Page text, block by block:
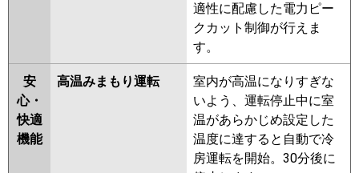
適性に配慮した電力ピー
クカット制御が行えま
す。
安
心・
快適
機能
高温みまもり運転
室内が高温になりすぎな
いよう、運転停止中に室
温があらかじめ設定した
温度に達すると自動で冷
房運転を開始。30分後に